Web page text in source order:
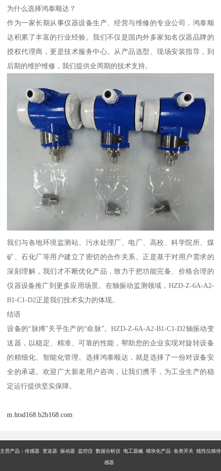
为什么选择鸿泰顺达？
作为一家长期从事仪器设备生产、经营与维修的专业公司，鸿泰顺
达积累了丰富的行业经验。我们不仅是国内外多家知名仪器品牌的
授权代理商，更是技术服务中心。从产品选型、现场安装指导，到
后期的维护维修，我们提供全周期的技术支持。
我们与各地环境监测站、污水处理厂、电厂、高校、科学院所、煤
矿、石化厂等用户建立了密切的合作关系。正是基于对用户需求的
深刻理解，我们才不断优化产品，致力于把功能完备、价格合理的
仪器设备推广到更多应用场景。在轴振动监测领域，HZD-Z-6A-A2-
B1-C1-D2正是我们技术实力的体现。
结语
设备的“脉搏”关乎生产的“命脉”。HZD-Z-6A-A2-B1-C1-D2轴振动变
送器，以稳定、精准、可靠的性能，帮助您的企业实现对旋转设备
的精细化、智能化管理。选择鸿泰顺达，就是选择了一份对设备安
全的承诺。欢迎广大新老用户咨询，让我们携手，为工业生产的稳
定运行提供坚实保障。
m.htsd168.b2b168.com
主营产品：传感器 变送器 振动器 监控仪 数据分析仪 电工器械 模块化产品 各类开关 线性位移传
感器